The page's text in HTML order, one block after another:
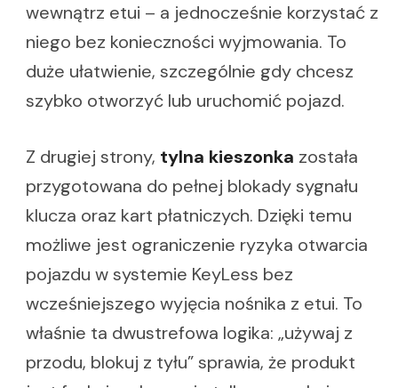
wewnątrz etui – a jednocześnie korzystać z
niego bez konieczności wyjmowania. To
duże ułatwienie, szczególnie gdy chcesz
szybko otworzyć lub uruchomić pojazd.
Z drugiej strony, tylna kieszonka została
przygotowana do pełnej blokady sygnału
klucza oraz kart płatniczych. Dzięki temu
możliwe jest ograniczenie ryzyka otwarcia
pojazdu w systemie KeyLess bez
wcześniejszego wyjęcia nośnika z etui. To
właśnie ta dwustrefowa logika: „używaj z
przodu, blokuj z tyłu” sprawia, że produkt